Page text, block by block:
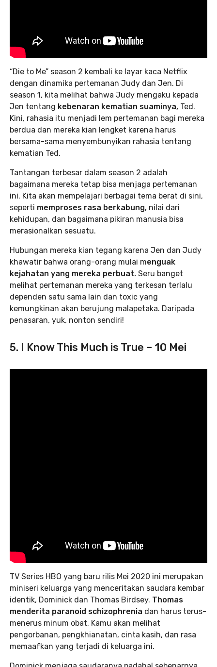
“Die to Me” season 2 kembali ke layar kaca Netflix
dengan dinamika pertemanan Judy dan Jen. Di
season 1, kita melihat bahwa Judy mengaku kepada
Jen tentang kebenaran kematian suaminya, Ted.
Kini, rahasia itu menjadi lem pertemanan bagi mereka
berdua dan mereka kian lengket karena harus
bersama-sama menyembunyikan rahasia tentang
kematian Ted.
Tantangan terbesar dalam season 2 adalah
bagaimana mereka tetap bisa menjaga pertemanan
ini. Kita akan mempelajari berbagai tema berat di sini,
seperti memproses rasa berkabung, nilai dari
kehidupan, dan bagaimana pikiran manusia bisa
merasionalkan sesuatu.
Hubungan mereka kian tegang karena Jen dan Judy
khawatir bahwa orang-orang mulai menguak
kejahatan yang mereka perbuat. Seru banget
melihat pertemanan mereka yang terkesan terlalu
dependen satu sama lain dan toxic yang
kemungkinan akan berujung malapetaka. Daripada
penasaran, yuk, nonton sendiri!
5. I Know This Much is True – 10 Mei
TV Series HBO yang baru rilis Mei 2020 ini merupakan
miniseri keluarga yang menceritakan saudara kembar
identik, Dominick dan Thomas Birdsey. Thomas
menderita paranoid schizophrenia dan harus terus-
menerus minum obat. Kamu akan melihat
pengorbanan, pengkhianatan, cinta kasih, dan rasa
memaafkan yang terjadi di keluarga ini.